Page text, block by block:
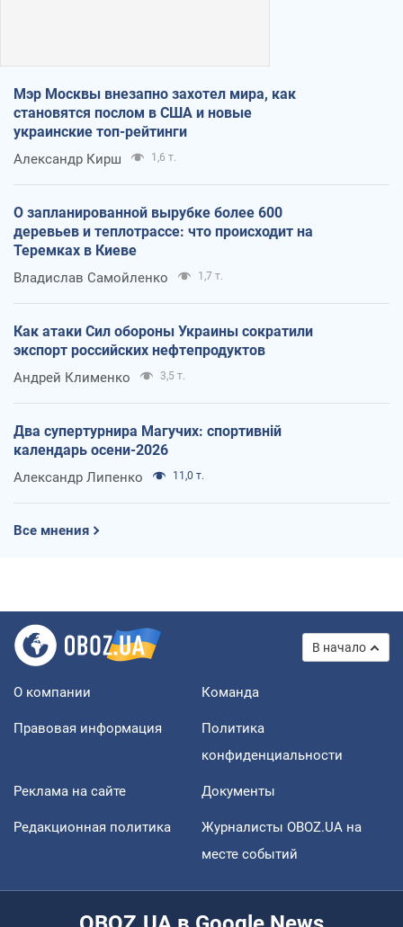
Мэр Москвы внезапно захотел мира, как
становятся послом в США и новые
украинские топ-рейтинги
Александр Кирш 1,6 т.
О запланированной вырубке более 600
деревьев и теплотрассе: что происходит на
Теремках в Киеве
Владислав Самойленко 1,7 т.
Как атаки Сил обороны Украины сократили
экспорт российских нефтепродуктов
Андрей Клименко 3,5 т.
Два супертурнира Магучих: спортивній
календарь осени-2026
Александр Липенко 11,0 т.
Все мнения
В начало
О компании Команда
Правовая информация
Политика
конфиденциальности
Реклама на сайте Документы
Редакционная политика
Журналисты OBOZ.UA на
месте событий